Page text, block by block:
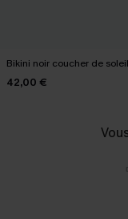
Bikini noir coucher de
42,00 €